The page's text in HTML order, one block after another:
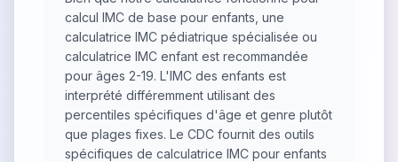
calcul IMC de base pour enfants, une
calculatrice IMC pédiatrique spécialisée ou
calculatrice IMC enfant est recommandée
pour âges 2-19. L'IMC des enfants est
interprété différemment utilisant des
percentiles spécifiques d'âge et genre plutôt
que plages fixes. Le CDC fournit des outils
spécifiques de calculatrice IMC pour enfants